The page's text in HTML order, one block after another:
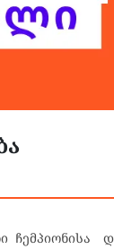
ჩემპიონისა